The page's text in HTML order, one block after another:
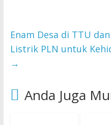
Enam Desa di TTU
Listrik PLN untuk
→
Anda Juga